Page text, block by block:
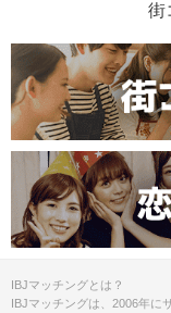
街
IBJマッチングとは？
IBJマッチングは、2006年に